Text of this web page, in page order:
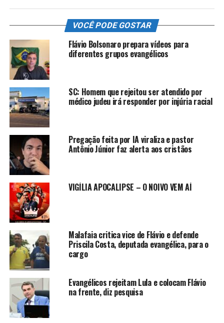
VOCÊ PODE GOSTAR
Flávio Bolsonaro prepara vídeos para
diferentes grupos evangélicos
SC: Homem que rejeitou ser atendido por
médico judeu irá responder por injúria racial
Pregação feita por IA viraliza e pastor
Antônio Júnior faz alerta aos cristãos
VIGÍLIA APOCALIPSE – O NOIVO VEM AÍ
Malafaia critica vice de Flávio e defende
Priscila Costa, deputada evangélica, para o
cargo
Evangélicos rejeitam Lula e colocam Flávio
na frente, diz pesquisa